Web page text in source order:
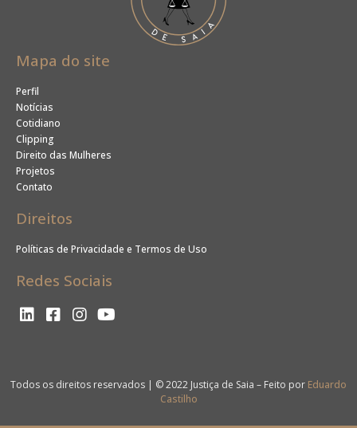
Mapa do site
Perfil
Notícias
Cotidiano
Clipping
Direito das Mulheres
Projetos
Contato
Direitos
Políticas de Privacidade e Termos de Uso
Redes Sociais
Todos os direitos reservados | © 2022 Justiça de Saia – Feito por Eduardo
Castilho